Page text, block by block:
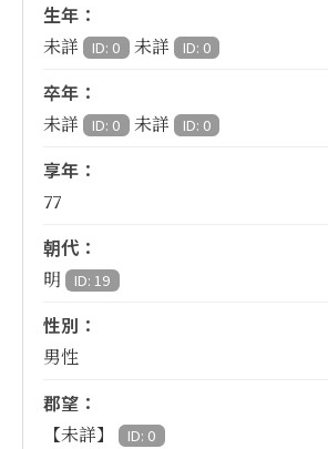
生年：
未詳 ID: 0 未詳 ID: 0
卒年：
未詳 ID: 0 未詳 ID: 0
享年：
77
朝代：
明 ID: 19
性別：
男性
郡望：
【未詳】 ID: 0